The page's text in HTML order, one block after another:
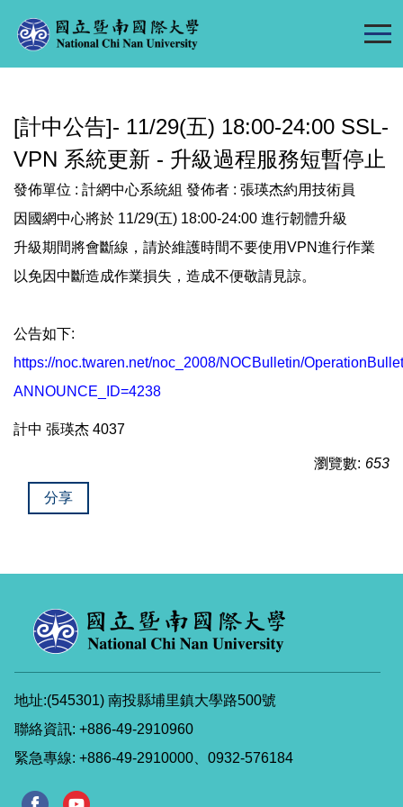
到
容
區
[計中公告]- 11/29(五) 18:00-24:00 SSL-
VPN 系統更新 - 升級過程服務短暫停止
發佈單位 : 計網中心系統組 發佈者 : 張瑛杰約用技術員
因國網中心將於 11/29(五) 18:00-24:00 進行韌體升級
升級期間將會斷線，請於維護時間不要使用VPN進行作業
以免因中斷造成作業損失，造成不便敬請見諒。
公告如下:
https://noc.twaren.net/noc_2008/NOCBulletin/
ANNOUNCE_ID=4238
計中 張瑛杰 4037
瀏覽數: 653
分享
地址:(545301) 南投縣埔里鎮大學路500號
聯絡資訊: +886-49-2910960
緊急專線: +886-49-2910000、0932-576184